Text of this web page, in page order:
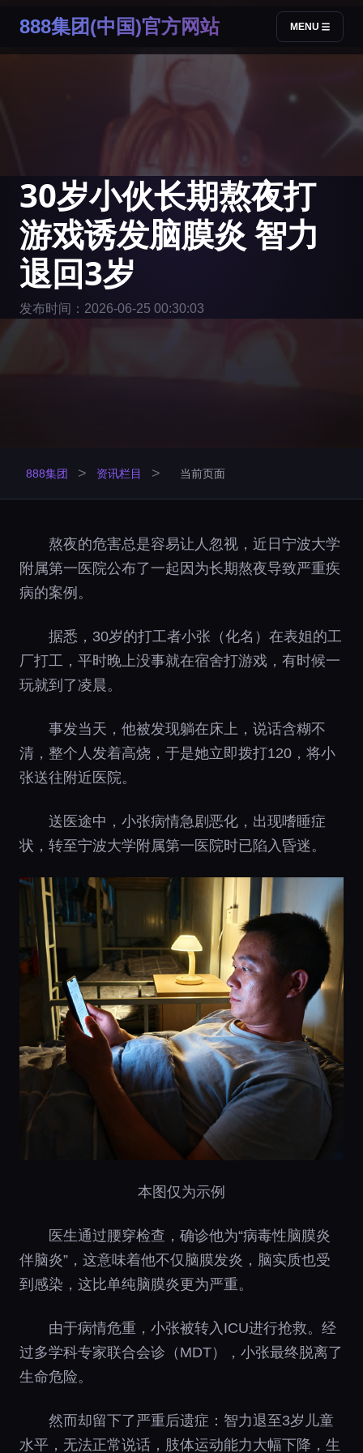
888集团(中国)官方网站 MENU
30岁小伙长期熬夜打
游戏诱发脑膜炎 智力
退回3岁
发布时间：2026-06-25 00:30:03
888集团 > 资讯栏目 > 当前页面
熬夜的危害总是容易让人忽视，近日宁波大学
附属第一医院公布了一起因为长期熬夜导致严重疾
病的案例。
据悉，30岁的打工者小张（化名）在表姐的工
厂打工，平时晚上没事就在宿舍打游戏，有时候一
玩就到了凌晨。
事发当天，他被发现躺在床上，说话含糊不
清，整个人发着高烧，于是她立即拨打120，将小
张送往附近医院。
送医途中，小张病情急剧恶化，出现嗜睡症
状，转至宁波大学附属第一医院时已陷入昏迷。
本图仅为示例
医生通过腰穿检查，确诊他为“病毒性脑膜炎
伴脑炎”，这意味着他不仅脑膜发炎，脑实质也受
到感染，这比单纯脑膜炎更为严重。
由于病情危重，小张被转入ICU进行抢救。经
过多学科专家联合会诊（MDT），小张最终脱离了
生命危险。
然而却留下了严重后遗症：智力退至3岁儿童
水平，无法正常说话，肢体运动能力大幅下降，生